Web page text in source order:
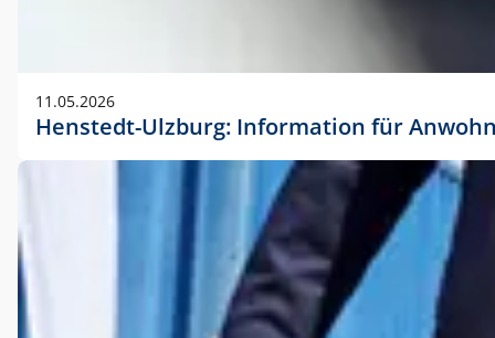
11.05.2026
Henstedt-Ulzburg: Information für